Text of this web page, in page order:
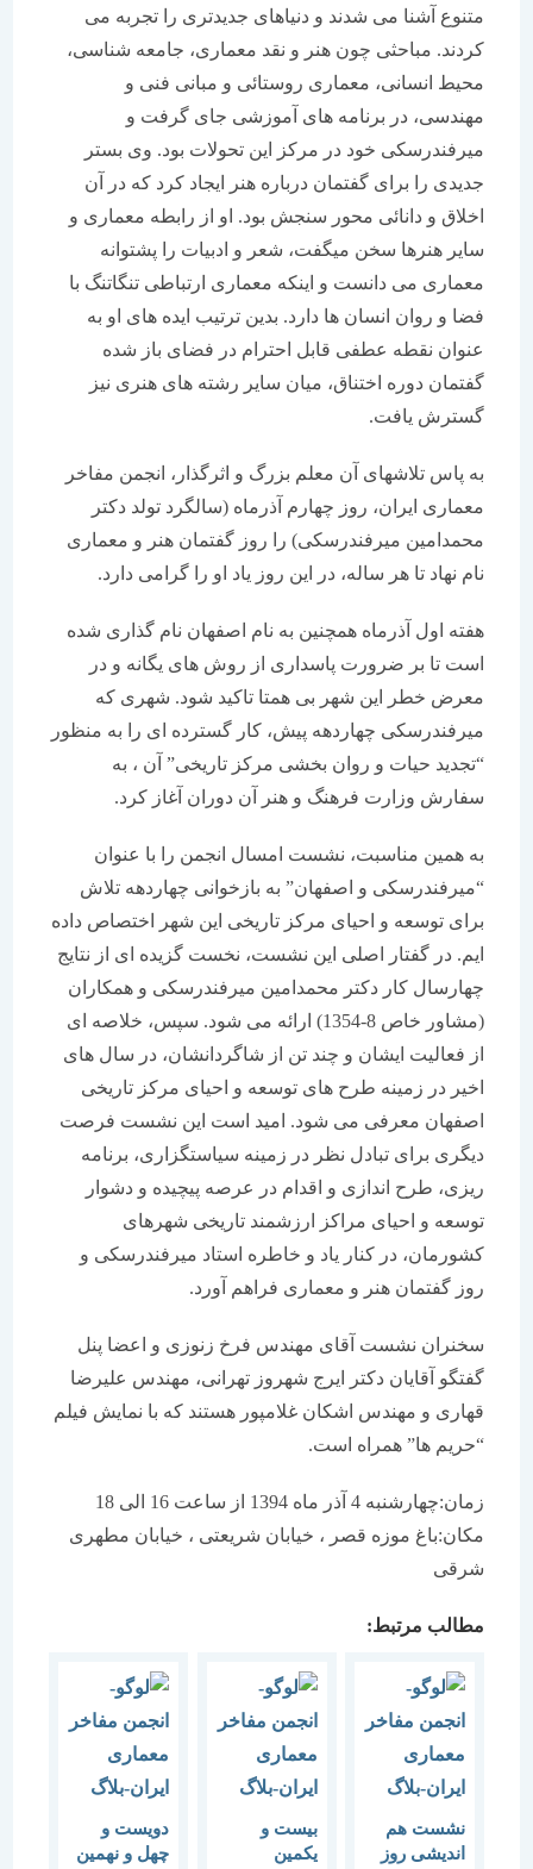
متنوع آشنا می شدند و دنیاهای جدیدتری را تجربه می
کردند. مباحثی چون هنر و نقد معماری، جامعه شناسی،
محیط انسانی، معماری روستائی و مبانی فنی و
مهندسی، در برنامه های آموزشی جای گرفت و
میرفندرسکی خود در مرکز این تحولات بود. وی بستر
جدیدی را برای گفتمان درباره هنر ایجاد کرد که در آن
اخلاق و دانائی محور سنجش بود. او از رابطه معماری و
سایر هنرها سخن میگفت، شعر و ادبیات را پشتوانه
معماری می دانست و اینکه معماری ارتباطی تنگاتنگ با
فضا و روان انسان ها دارد. بدین ترتیب ایده های او به
عنوان نقطه عطفی قابل احترام در فضای باز شده
گفتمان دوره اختناق، میان سایر رشته های هنری نیز
گسترش یافت.
به پاس تلاشهای آن معلم بزرگ و اثرگذار، انجمن مفاخر
معماری ایران، روز چهارم آذرماه (سالگرد تولد دکتر
محمدامین میرفندرسکی) را روز گفتمان هنر و معماری
نام نهاد تا هر ساله، در این روز یاد او را گرامی دارد.
هفته اول آذرماه همچنین به نام اصفهان نام گذاری شده
است تا بر ضرورت پاسداری از روش های یگانه و در
معرض خطر این شهر بی همتا تاکید شود. شهری که
میرفندرسکی چهاردهه پیش، کار گسترده ای را به منظور
“تجدید حیات و روان بخشی مرکز تاریخی” آن ، به
سفارش وزارت فرهنگ و هنر آن دوران آغاز کرد.
به همین مناسبت، نشست امسال انجمن را با عنوان
“میرفندرسکی و اصفهان” به بازخوانی چهاردهه تلاش
برای توسعه و احیای مرکز تاریخی این شهر اختصاص داده
ایم. در گفتار اصلی این نشست، نخست گزیده ای از نتایج
چهارسال کار دکتر محمدامین میرفندرسکی و همکاران
(مشاور خاص 8-1354) ارائه می شود. سپس، خلاصه ای
از فعالیت ایشان و چند تن از شاگردانشان، در سال های
اخیر در زمینه طرح های توسعه و احیای مرکز تاریخی
اصفهان معرفی می شود. امید است این نشست فرصت
دیگری برای تبادل نظر در زمینه سیاستگزاری، برنامه
ریزی، طرح اندازی و اقدام در عرصه پیچیده و دشوار
توسعه و احیای مراکز ارزشمند تاریخی شهرهای
کشورمان، در کنار یاد و خاطره استاد میرفندرسکی و
روز گفتمان هنر و معماری فراهم آورد.
سخنران نشست آقای مهندس فرخ زنوزی و اعضا پنل
گفتگو آقایان دکتر ایرج شهروز تهرانی، مهندس علیرضا
قهاری و مهندس اشکان غلامپور هستند که با نمایش فیلم
“حریم ها” همراه است.
زمان:چهارشنبه 4 آذر ماه 1394 از ساعت 16 الی 18
مکان:باغ موزه قصر ،‌ خیابان شریعتی ، خیابان مطهری
شرقی
مطالب مرتبط:
نشست هم
اندیشی روز
بیست و
دویست و
چهل و نهمین